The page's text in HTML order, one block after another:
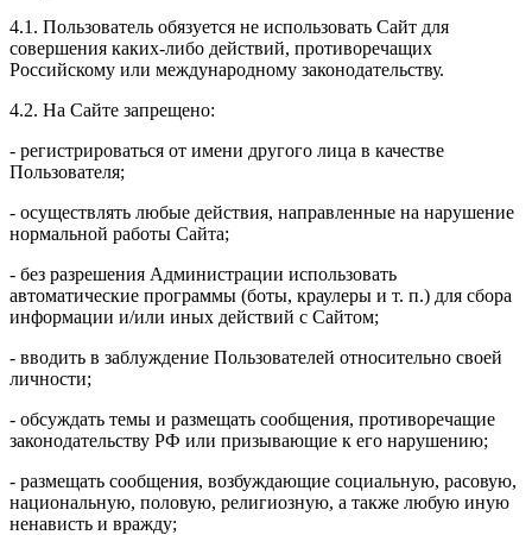
4.1. Пользователь обязуется не использовать Сайт для
совершения каких-либо действий, противоречащих
Российскому или международному законодательству.
4.2. На Сайте запрещено:
- регистрироваться от имени другого лица в качестве
Пользователя;
- осуществлять любые действия, направленные на нарушение
нормальной работы Сайта;
- без разрешения Администрации использовать
автоматические программы (боты, краулеры и т. п.) для сбора
информации и/или иных действий с Сайтом;
- вводить в заблуждение Пользователей относительно своей
личности;
- обсуждать темы и размещать сообщения, противоречащие
законодательству РФ или призывающие к его нарушению;
- размещать сообщения, возбуждающие социальную, расовую,
национальную, половую, религиозную, а также любую иную
ненависть и вражду;